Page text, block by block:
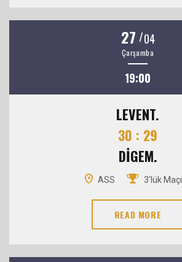
27 /04
Çarşamba
19:00
LEVENT.
30 : 29
DİGEM.
ASS 3'lük Maçı
READ MORE